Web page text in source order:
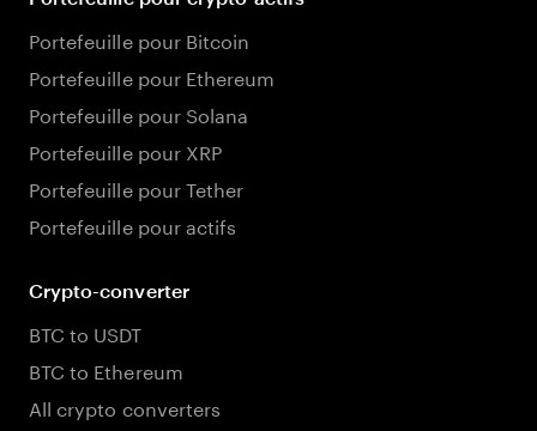
Portefeuille pour Bitcoin
Portefeuille pour Ethereum
Portefeuille pour Solana
Portefeuille pour XRP
Portefeuille pour Tether
Portefeuille pour actifs
Crypto-converter
BTC to USDT
BTC to Ethereum
All crypto converters